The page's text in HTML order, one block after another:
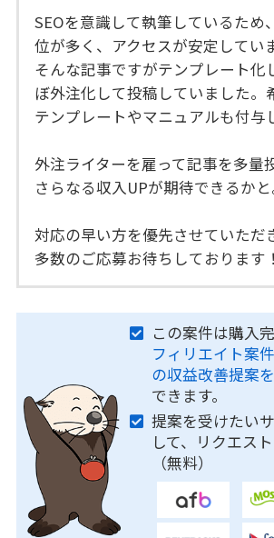
SEOを意識して執筆しているため
位が多く、アクセスが安定してい
そんな記事ですがテンプレート化
ぼ外注化して投稿していました。
テンプレートやマニュアルも付与
外注ライターを雇って記事を多量
さらなる収入UPが期待できるかと
対応の早い方を優先させていただ
多数のご応募お待ちしております！
この案件は購入完
フィリエイト案
の収益改善提案
できます。
提案を受けたい
して、リクエス
（無料）